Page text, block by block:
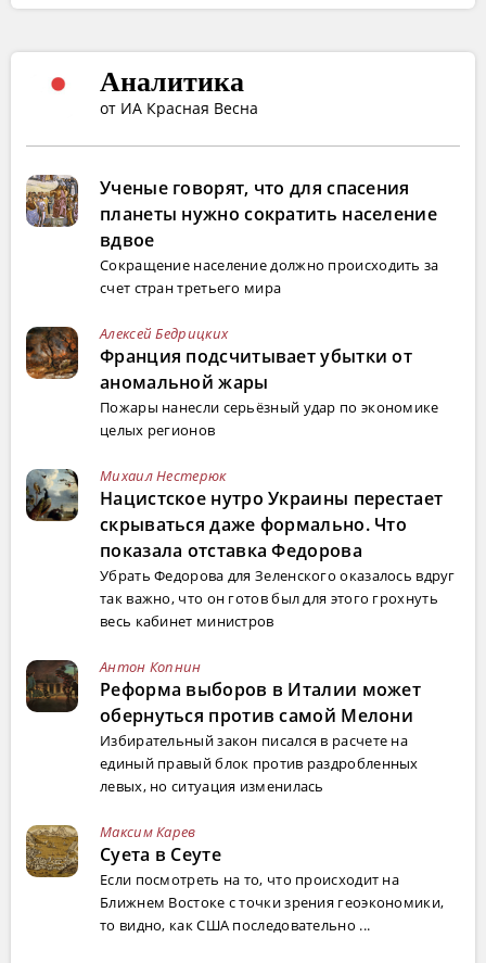
Аналитика
от ИА Красная Весна
Ученые говорят, что для спасения
планеты нужно сократить население
вдвое
Сокращение население должно происходить за
счет стран третьего мира
Алексей Бедрицких
Франция подсчитывает убытки от
аномальной жары
Пожары нанесли серьёзный удар по экономике
целых регионов
Михаил Нестерюк
Нацистское нутро Украины перестает
скрываться даже формально. Что
показала отставка Федорова
Убрать Федорова для Зеленского оказалось вдруг
так важно, что он готов был для этого грохнуть
весь кабинет министров
Антон Копнин
Реформа выборов в Италии может
обернуться против самой Мелони
Избирательный закон писался в расчете на
единый правый блок против раздробленных
левых, но ситуация изменилась
Максим Карев
Суета в Сеуте
Если посмотреть на то, что происходит на
Ближнем Востоке с точки зрения геоэкономики,
то видно, как США последовательно ...